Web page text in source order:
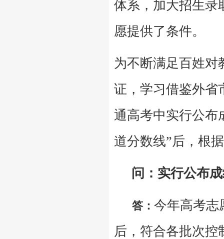
体系，加大招生录
愿提供了条件。
为不断满足百姓对
证，学习借鉴外省
通高考中实行公布
道分数线”后，根
问：实行公布成
答： 今年高考志
后，符合各批次